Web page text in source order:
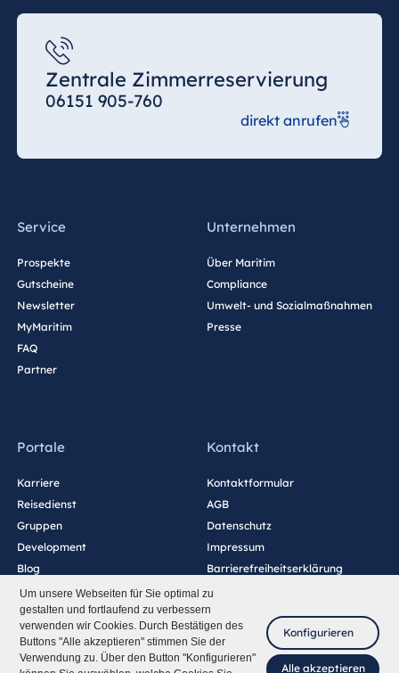
Um unsere Webseiten für Sie optimal zu
gestalten und fortlaufend zu verbessern
verwenden wir Cookies. Durch Bestätigen des
Buttons "Alle akzeptieren" stimmen Sie der
Verwendung zu. Über den Button "Konfigurieren"
Konfigurieren
Alle akzeptieren
Zentrale Zimmerreservierung
06151 905-760
direkt anrufen
Service
Prospekte
Gutscheine
Newsletter
MyMaritim
FAQ
Partner
Unternehmen
Über Maritim
Compliance
Umwelt- und Sozialmaßnahmen
Presse
Portale
Karriere
Reisedienst
Gruppen
Development
Blog
Kontakt
Kontaktformular
AGB
Datenschutz
Impressum
Barrierefreiheitserklärung
Cookie-Einstellungen